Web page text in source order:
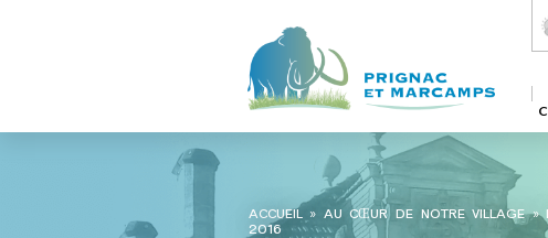
ACCUEIL» AU CŒUR DE NOTRE VILLAGE»
2016